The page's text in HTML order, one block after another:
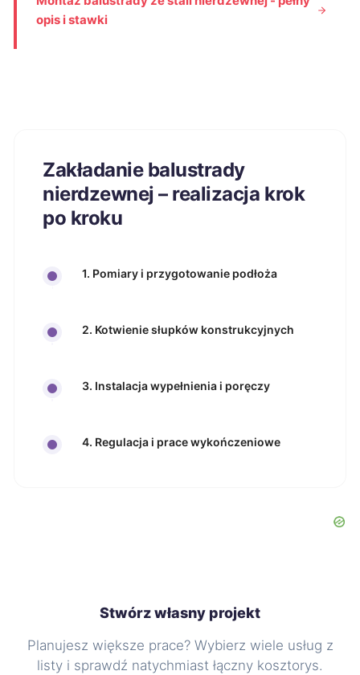
opis i stawki
Zakładanie balustrady
nierdzewnej – realizacja krok
po kroku
1. Pomiary i przygotowanie podłoża
2. Kotwienie słupków konstrukcyjnych
3. Instalacja wypełnienia i poręczy
4. Regulacja i prace wykończeniowe
Stwórz własny projekt
Planujesz większe prace? Wybierz wiele usług z
listy i sprawdź natychmiast łączny kosztorys.